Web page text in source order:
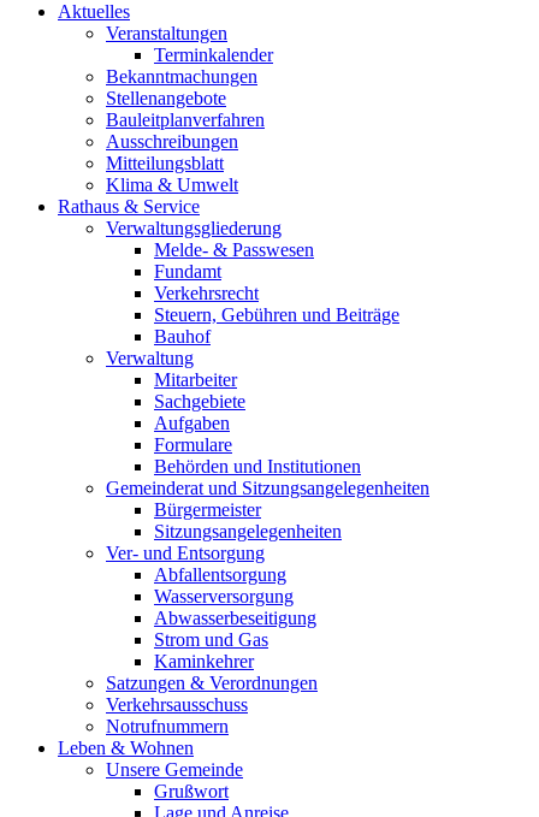
Aktuelles
Veranstaltungen
Terminkalender
Bekanntmachungen
Stellenangebote
Bauleitplanverfahren
Ausschreibungen
Mitteilungsblatt
Klima & Umwelt
Rathaus & Service
Verwaltungsgliederung
Melde- & Passwesen
Fundamt
Verkehrsrecht
Steuern, Gebühren und Beiträge
Bauhof
Verwaltung
Mitarbeiter
Sachgebiete
Aufgaben
Formulare
Behörden und Institutionen
Gemeinderat und Sitzungsangelegenheiten
Bürgermeister
Sitzungsangelegenheiten
Ver- und Entsorgung
Abfallentsorgung
Wasserversorgung
Abwasserbeseitigung
Strom und Gas
Kaminkehrer
Satzungen & Verordnungen
Verkehrsausschuss
Notrufnummern
Leben & Wohnen
Unsere Gemeinde
Grußwort
Lage und Anreise